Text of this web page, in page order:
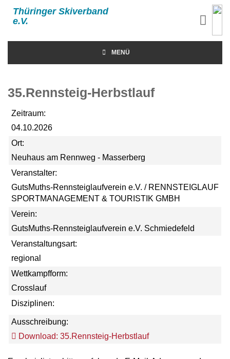
Thüringer Skiverband
e.V.
MENÜ
35.Rennsteig-Herbstlauf
Zeitraum:
04.10.2026
Ort:
Neuhaus am Rennweg - Masserberg
Veranstalter:
GutsMuths-Rennsteiglaufverein e.V. / RENNSTEIGLAUF
SPORTMANAGEMENT & TOURISTIK GMBH
Verein:
GutsMuths-Rennsteiglaufverein e.V. Schmiedefeld
Veranstaltungsart:
regional
Wettkampfform:
Crosslauf
Disziplinen:
Ausschreibung:
Download: 35.Rennsteig-Herbstlauf